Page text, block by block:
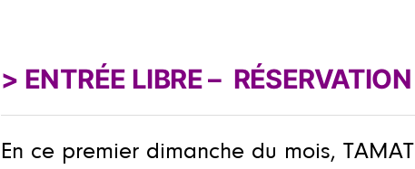
> ENTRÉE LIBRE – RÉSERVATION
En ce premier dimanche du mois,